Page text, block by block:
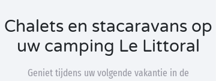
Chalets en stacaravans op
uw camping Le Littoral
Geniet tijdens uw volgende vakantie in de